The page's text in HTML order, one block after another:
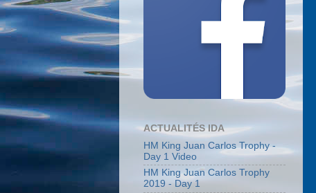
ACTUALITÉS IDA
HM King Juan Carlos Trophy -
Day 1 Video
HM King Juan Carlos Trophy
2019 - Day 1